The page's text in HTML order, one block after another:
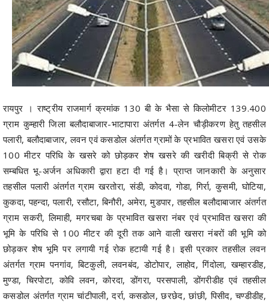
रायपुर । राष्ट्रीय राजमार्ग क्रमांक 130 बी के भैसा से किलोमीटर 139.400
ग्राम कुम्हारी जिला बलौदाबाजार-भाटापारा अंतर्गत 4-लेन चौड़ीकरण हेतु तहसील
पलारी, बलौदाबाजार, लवन एवं कसडोल अंतर्गत ग्रामों के प्रभावित खसरा एवं उसके
100 मीटर परिधि के खसरे को छोड़कर शेष खसरे की खरीदी बिक्री से रोक
सम्बधित भू-अर्जन अधिकारी द्वारा हटा दी गई है। प्राप्त जानकारी के अनुसार
तहसील पलारी अंतर्गत ग्राम खरतोरा, संडी, कोदवा, गोडा, गिर्रा, कुसमी, घोटिया,
कुकदा, पहन्दा, पलारी, रसौटा, बिनौरी, अमेरा, मुडपार, तहसील बलौदाबाजार अंतर्गत
ग्राम सकरी, लिमाही, मगरचबा के प्रभावित खसरा नंबर एवं प्रभावित खसरा की
भूमि के परिधि से 100 मीटर की दूरी तक आने वाली खसरा नंबरों की भूमि को
छोड़कर शेष भूमि पर लगायी गई रोक हटायी गई है। इसी प्रकार तहसील लवन
अंतर्गत ग्राम पनगांव, बिटकुली, लवनबंद, डोटोपार, लाहोद, गिंदोला, खम्हारडीह,
मुण्डा, चिरपोटा, कोवि लवन, कोरदा, डोंगरा, परसपाली, डोंगरीडीह एवं तहसील
कसडोल अंतर्गत ग्राम चांटीपाली, दर्रा, कसडोल, छरछेद, छांछी, पिसीद, चण्डीडीह,